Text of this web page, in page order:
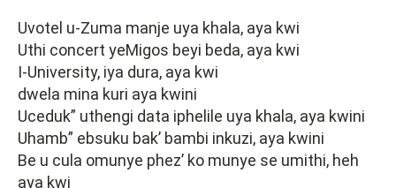
Uvotel u-Zuma manje uya khala, aya kwi
Uthi concert yeMigos beyi beda, aya kwi
I-University, iya dura, aya kwi
dwela mina kuri aya kwini
Uceduk” uthengi data iphelile uya khala, aya kwini
Uhamb” ebsuku bak’ bambi inkuzi, aya kwini
Be u cula omunye phez’ ko munye se umithi, heh
aya kwi